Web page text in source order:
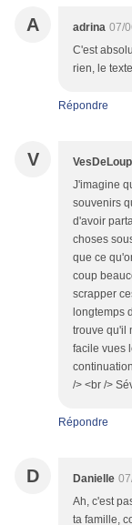
A adrina 07/
C'est
rien, le
Répondre
V VesDeLoup
J'imagine
souvenirs
d'avoir
choses
que ce
coup
scrapper
longtemps
trouve qu'il
facile vues
/> <br />
Répondre
D Danielle
Ah, c'est
ta famille,